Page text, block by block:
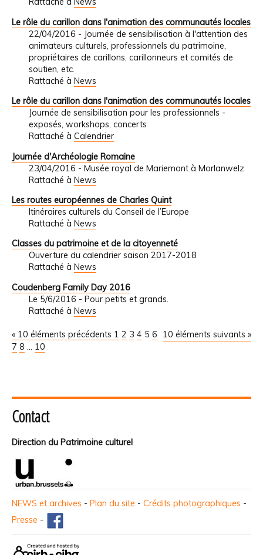
Le rôle du carillon dans l'animation des communautés locales
22/04/2016 - Journée de sensibilisation à l'attention des
animateurs culturels, professionnels du patrimoine,
propriétaires de carillons, carillonneurs et comités de
soutien, etc.
Rattaché à News
Le rôle du carillon dans l'animation des communautés locales
Journée de sensibilisation pour les professionnels -
exposés, workshops, concerts
Rattaché à Calendrier
Journée d'Archéologie Romaine
23/04/2016 - Musée royal de Mariemont à Morlanwelz
Rattaché à News
Les routes européennes de Charles Quint
Itinéraires culturels du Conseil de l’Europe
Rattaché à News
Classes du patrimoine et de la citoyenneté
Ouverture du calendrier saison 2017-2018
Rattaché à News
Coudenberg Family Day 2016
Le 5/6/2016 - Pour petits et grands.
Rattaché à News
« 10 éléments précédents 10 éléments suivants »
1 2 3 4 5 6
7 8 ... 10
Contact
Direction du Patrimoine culturel
NEWS et archives - Plan du site - Crédits photographiques -
Presse -